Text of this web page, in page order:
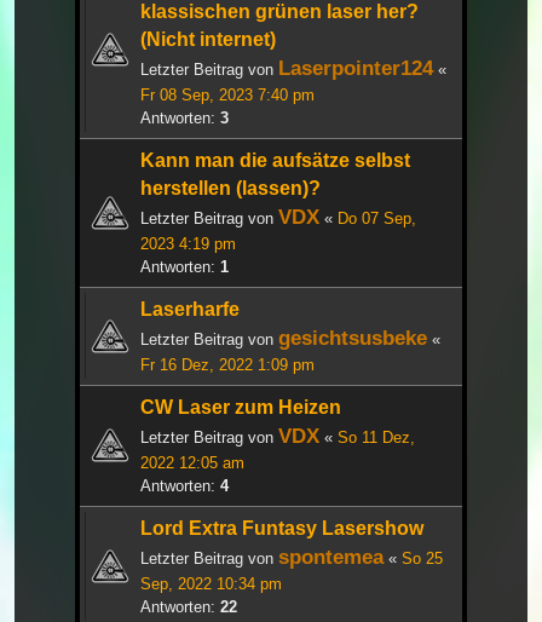
klassischen grünen laser her?
(Nicht internet)
Letzter Beitrag von Laserpointer124«
Fr 08 Sep, 2023 7:40 pm
Antworten: 3
Kann man die aufsätze selbst
herstellen (lassen)?
Letzter Beitrag von VDX « Do 07 Sep,
2023 4:19 pm
Antworten: 1
Laserharfe
Letzter Beitrag von gesichtsusbeke «
Fr 16 Dez, 2022 1:09 pm
CW Laser zum Heizen
Letzter Beitrag von VDX « So 11 Dez,
2022 12:05 am
Antworten: 4
Lord Extra Funtasy Lasershow
Letzter Beitrag von spontemea« So 25
Sep, 2022 10:34 pm
Antworten: 22